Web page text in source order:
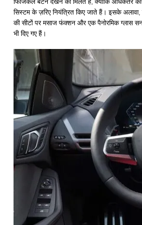
सिस्टम के ज़रिए नियंत्रित किए जाते हैं। इसके
की सीटों पर मसाज फंक्शन और एक पैनोरमिक ग्लास
भी दिए गए हैं।